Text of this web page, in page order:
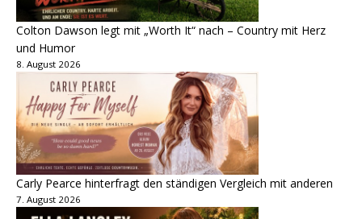
Colton Dawson legt mit „Worth It“ nach – Country mit Herz
und Humor
8. August 2026
Carly Pearce hinterfragt den ständigen Vergleich mit anderen
7. August 2026